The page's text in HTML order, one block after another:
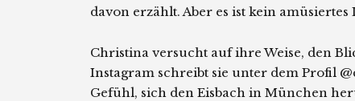
davon erzählt. Aber es ist kein
Christina versucht auf ihre Weise, den
Instagram schreibt sie unter dem Profil
Gefühl, sich den Eisbach in München